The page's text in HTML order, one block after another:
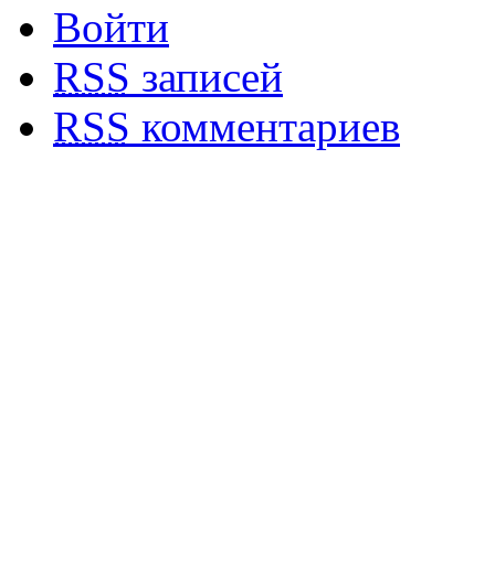
Войти
RSS записей
RSS комментариев